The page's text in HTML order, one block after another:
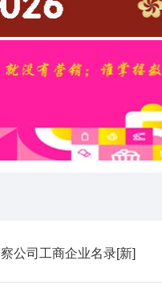
公司工商企业名录[新]